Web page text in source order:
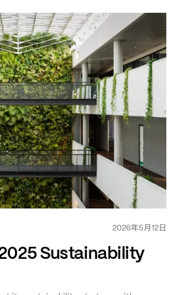
2026年5月12日
Sustainability